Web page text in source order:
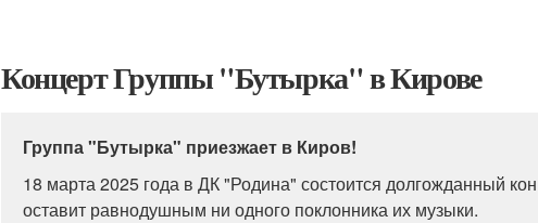
Концерт Группы "Бутырка" в Кирове
Группа "Бутырка" приезжает в Киров!
18 марта 2025 года в ДК "Родина" состоится долгожданный
оставит равнодушным ни одного поклонника их музыки.